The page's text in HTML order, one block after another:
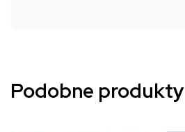
Podobne produkty